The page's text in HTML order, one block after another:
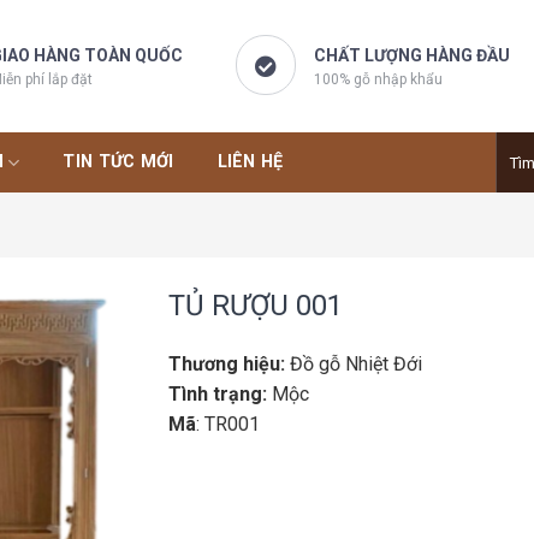
HÀNG TOÀN QUỐC
phí lắp đặt
CHẤT LƯỢNG HÀNG ĐẦU
100% gỗ nhập khẩu
TIN TỨC MỚI LIÊN HỆ
kiếm:
TỦ RƯỢU 001
Thương hiệu:Đồ gỗ Nhiệt Đới
Tình trạng: Mộc
Mã: TR001